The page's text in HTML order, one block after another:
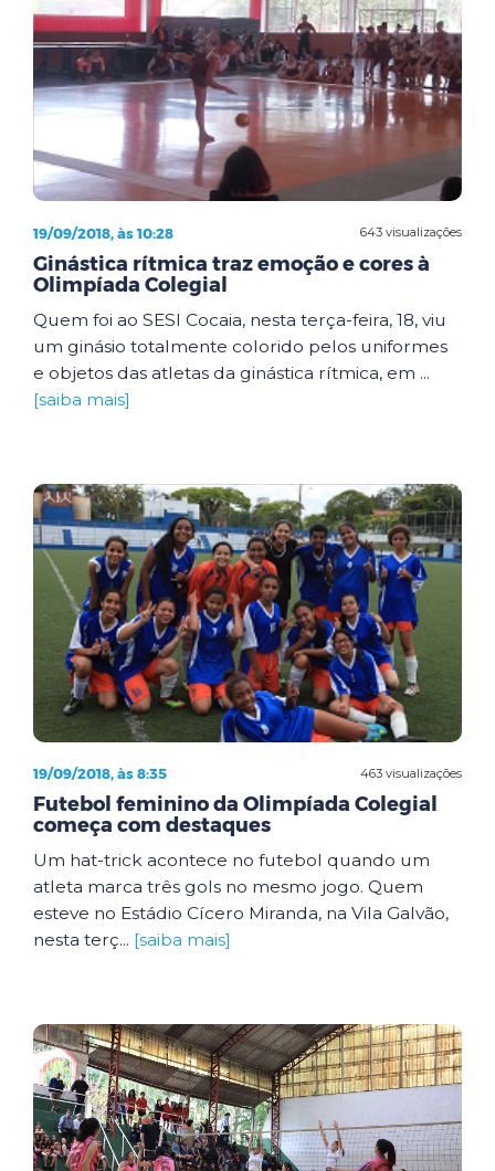
643 visualizações
19/09/2018, às 10:28
Ginástica rítmica traz emoção e cores à
Olimpíada Colegial
Quem foi ao SESI Cocaia, nesta terça-feira, 18, viu
um ginásio totalmente colorido pelos uniformes
e objetos das atletas da ginástica rítmica, em ...
[saiba mais]
463 visualizações
19/09/2018, às 8:35
Futebol feminino da Olimpíada Colegial
começa com destaques
Um hat-trick acontece no futebol quando um
atleta marca três gols no mesmo jogo. Quem
esteve no Estádio Cícero Miranda, na Vila Galvão,
nesta terç... [saiba mais]